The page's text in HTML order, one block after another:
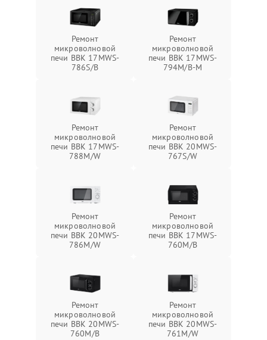
Ремонт
микроволновой
печи BBK 17MWS-
786S/B
Ремонт
микроволновой
печи BBK 17MWS-
794M/B-M
Ремонт
микроволновой
печи BBK 17MWS-
788M/W
Ремонт
микроволновой
печи BBK 20MWS-
767S/W
Ремонт
микроволновой
печи BBK 20MWS-
786M/W
Ремонт
микроволновой
печи BBK 17MWS-
760M/B
Ремонт
микроволновой
печи BBK 20MWS-
760M/B
Ремонт
микроволновой
печи BBK 20MWS-
761M/W